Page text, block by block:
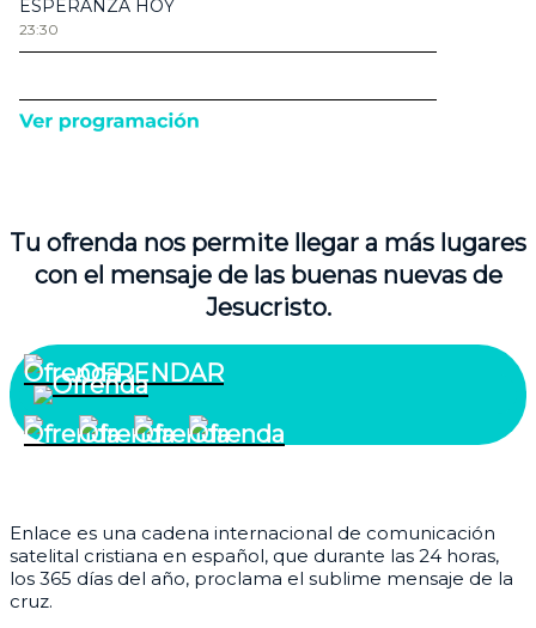
Tu ofrenda nos permite llegar a más lugares
con el mensaje de las buenas nuevas de
Jesucristo.
OFRENDAR
Enlace es una cadena internacional de comunicación
satelital cristiana en español, que durante las 24 horas,
los 365 días del año, proclama el sublime mensaje de la
cruz.